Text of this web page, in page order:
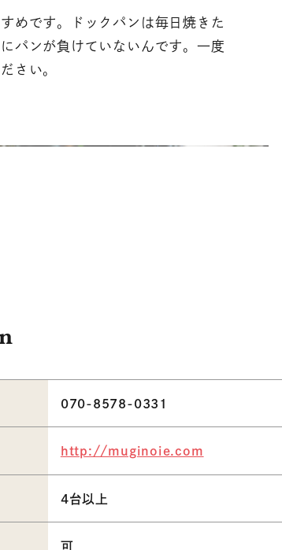
めです。ドックパンは毎日焼きた
パンが負けていないんです。一度
さい。
070-8578-0331
http://muginoie.com
4台以上
可